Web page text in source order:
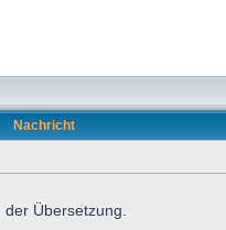
Nachricht
Übersetzung.